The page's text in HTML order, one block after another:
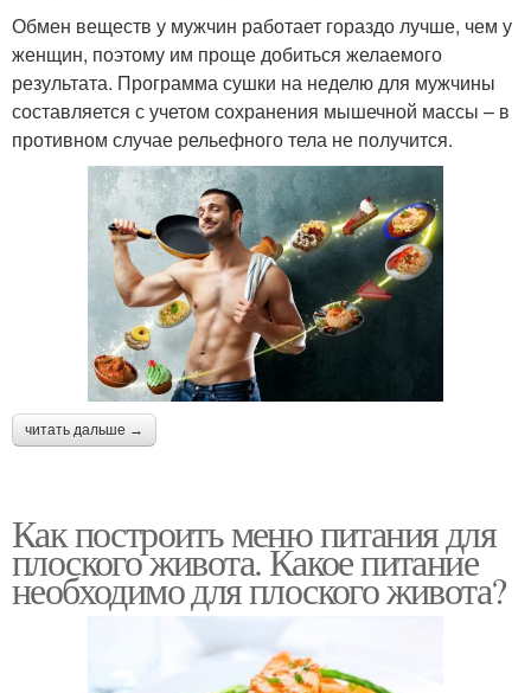
Обмен веществ у мужчин работает гораздо лучше, чем у
женщин, поэтому им проще добиться желаемого
результата. Программа сушки на неделю для мужчины
составляется с учетом сохранения мышечной массы – в
противном случае рельефного тела не получится.
читать дальше →
Как построить меню питания для
плоского живота. Какое питание
необходимо для плоского живота?